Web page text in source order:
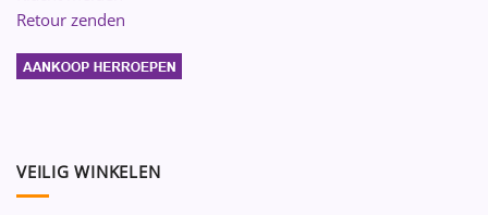
Retour zenden
VEILIG WINKELEN